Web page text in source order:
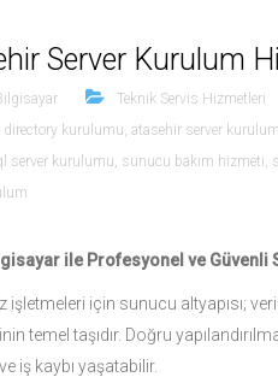
Server Kurulum
Teknik Servis Hizmetleri
directory kurulumu atasehir server kurulum
server kurulumu sunucu bakım hizmeti
ile Profesyonel ve Güvenli
işletmeleri için sunucu altyapısı;
temel taşıdır. Doğru
iş kaybı yaşatabilir.